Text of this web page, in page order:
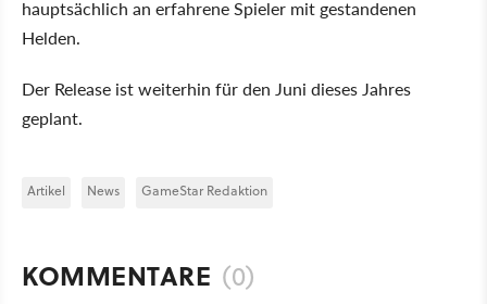
hauptsächlich an erfahrene Spieler mit gestandenen
Helden.
Der Release ist weiterhin für den Juni dieses Jahres
geplant.
Artikel News GameStar Redaktion
KOMMENTARE (0)